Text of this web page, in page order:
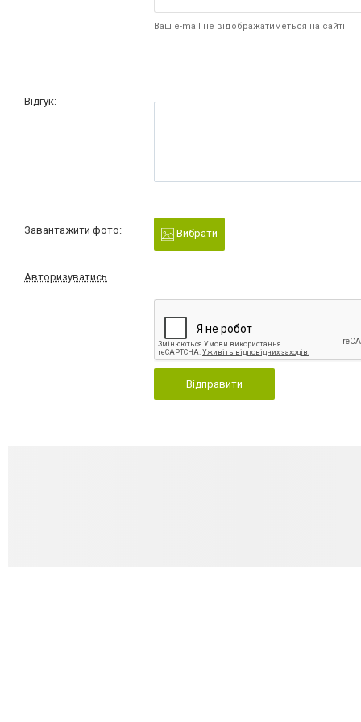
Ваш e-mail не відображатиметься на сайті
Відгук:
Завантажити фото: Вибрати
Авторизуватись
Відправити